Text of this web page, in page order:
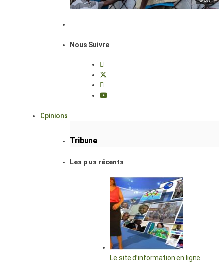
Nous Suivre
Opinions
Tribune
Les plus récents
Le site d’information en ligne